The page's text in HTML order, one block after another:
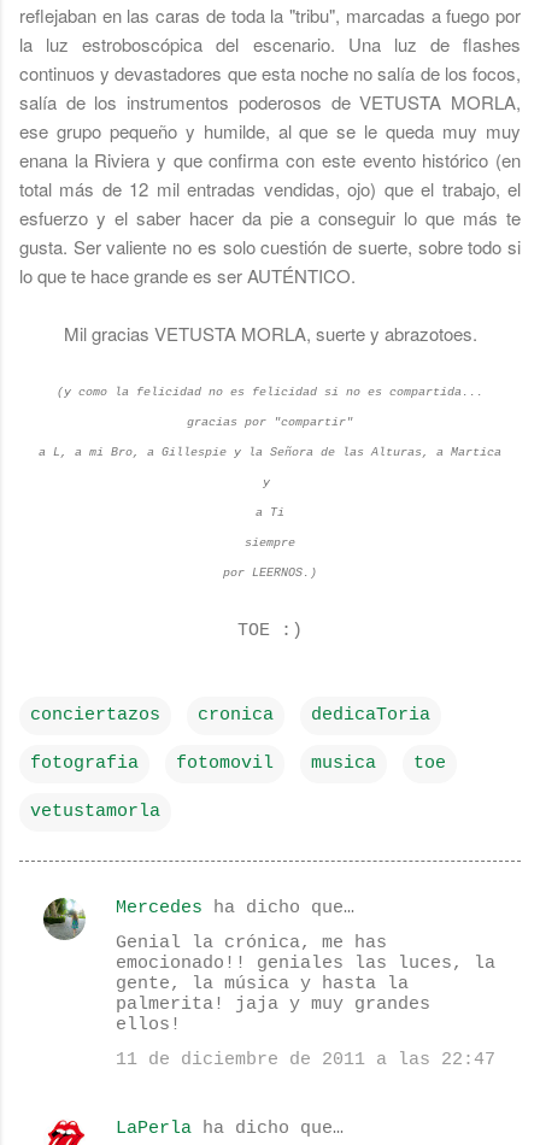
reflejaban en las caras de toda la "tribu", marcadas a fuego por
la luz estroboscópica del escenario. Una luz de flashes
continuos y devastadores que esta noche no salía de los focos,
salía de los instrumentos poderosos de VETUSTA MORLA,
ese grupo pequeño y humilde, al que se le queda muy muy
enana la Riviera y que confirma con este evento histórico (en
total más de 12 mil entradas vendidas, ojo) que el trabajo, el
esfuerzo y el saber hacer da pie a conseguir lo que más te
gusta. Ser valiente no es solo cuestión de suerte, sobre todo si
lo que te hace grande es ser AUTÉNTICO.
Mil gracias VETUSTA MORLA, suerte y abrazotoes.
(y como la felicidad no es felicidad si no es compartida...
gracias por "compartir"
a L, a mi Bro, a Gillespie y la Señora de las Alturas, a Martica
y
a Ti
siempre
por LEERNOS.)
TOE :)
conciertazos cronica dedicaToria
fotografia fotomovil musica toe
vetustamorla
C
a
Mercedes ha dicho que…
Genial la crónica, me has
emocionado!! geniales las luces, la
gente, la música y hasta la
palmerita! jaja y muy grandes
ellos!
11 de diciembre de 2011 a las 22:47
LaPerla ha dicho que…